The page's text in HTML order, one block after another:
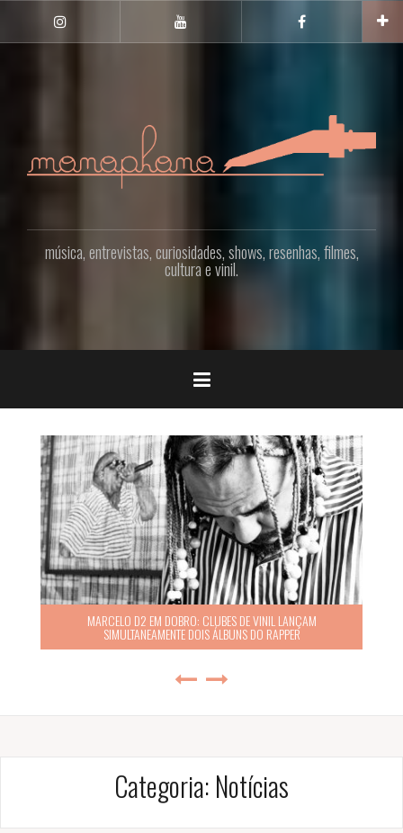
o
YOUTUBE FACEBOOK
música, entrevistas, curiosidades, shows, resenhas, filmes,
cultura e vinil.
MARCELO D2 EM DOBRO: CLUBES DE VINIL LANÇAM
SIMULTANEAMENTE DOIS ÁLBUNS DO RAPPER
Categoria: Notícias